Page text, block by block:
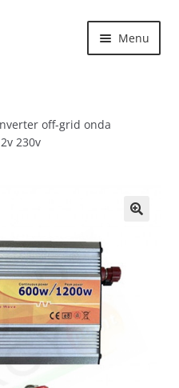
Menu
off-grid onda
230v